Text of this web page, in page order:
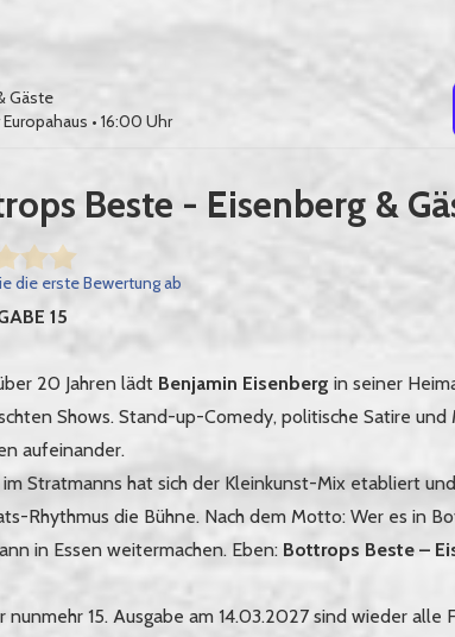
Gäste
• 16:00 Uhr
Beste - Eisenberg &
die erste Bewertung ab
15
20 Jahren lädt Benjamin Eisenberg in seiner
Shows. Stand-up-Comedy, politische Satire und
aufeinander.
im Stratmanns hat sich der Kleinkunst-Mix etabliert
Rhythmus die Bühne. Nach dem Motto: Wer es in
in Essen weitermachen. Eben: Bottrops Beste –
nunmehr 15. Ausgabe am 14.03.2027 sind wieder alle